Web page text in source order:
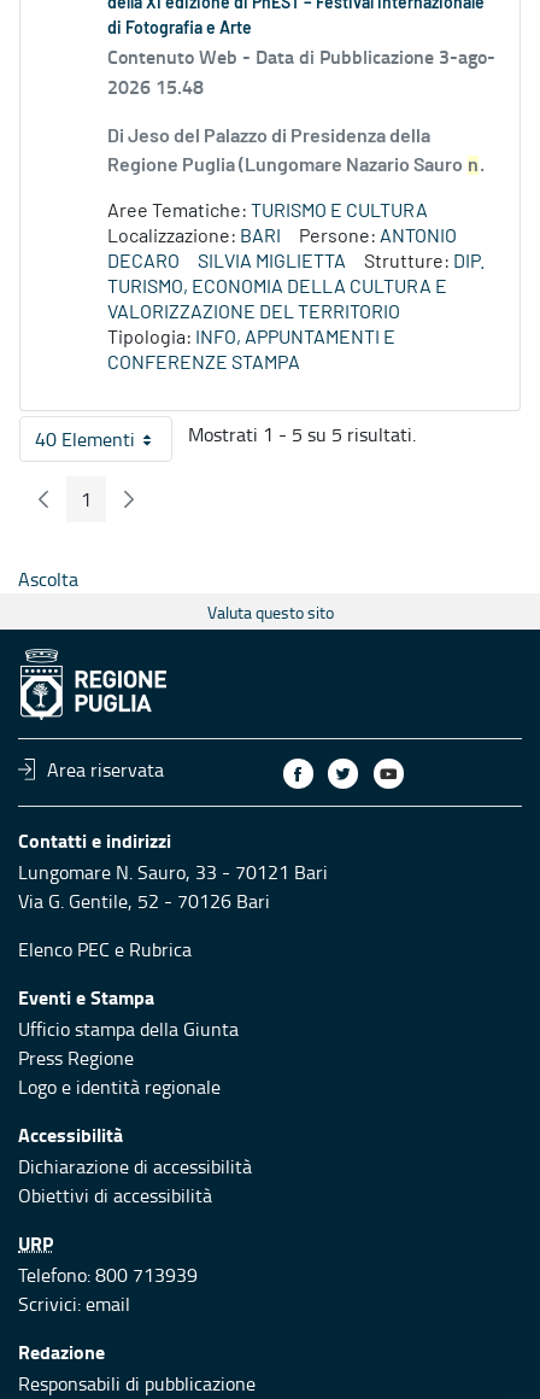
della XI edizione di PhEST – Festival internazionale
di Fotografia e Arte
Contenuto Web - Data di Pubblicazione 3-ago-
2026 15.48
Di Jeso del Palazzo di Presidenza della
Regione Puglia (Lungomare Nazario Sauro n.
Aree Tematiche: TURISMO E CULTURA
Localizzazione: BARI Persone: ANTONIO
DECARO
SILVIA MIGLIETTA Strutture: DIP.
TURISMO, ECONOMIA DELLA CULTURA E
VALORIZZAZIONE DEL TERRITORIO
Tipologia:
INFO, APPUNTAMENTI E
CONFERENZE STAMPA
40 ElementiPer pagina
Mostrati 1 - 5 su 5 risultati.
Pagina Precedente
Pagina
1 Pagina Seguente
Ascolta
Valuta questo sito
Area riservata
Contatti e indirizzi
Lungomare N. Sauro, 33 - 70121 Bari
Via G. Gentile, 52 - 70126 Bari
Elenco PEC e Rubrica
Eventi e Stampa
Ufficio stampa della Giunta
Press Regione
Logo e identità regionale
Accessibilità
Dichiarazione di accessibilità
Obiettivi di accessibilità
URP
Telefono: 800 713939
Scrivici:email
Redazione
Responsabili di pubblicazione